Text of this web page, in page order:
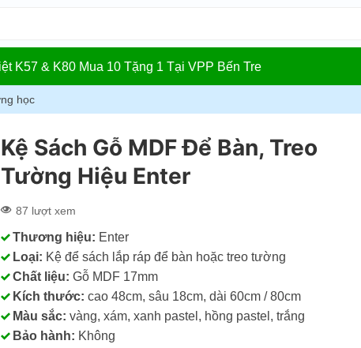
K57 & K80 Mua 10 Tặng 1 Tại VPP Bến Tre
học
Kệ Sách Gỗ MDF Để Bàn, Treo
Tường Hiệu Enter
87 lượt xem
Thương hiệu: Enter
Loại: Kệ để sách lắp ráp để bàn hoặc treo tường
Chất liệu: Gỗ MDF 17mm
Kích thước: cao 48cm, sâu 18cm, dài 60cm / 80cm
Màu sắc: vàng, xám, xanh pastel, hồng pastel, trắng
Bảo hành: Không